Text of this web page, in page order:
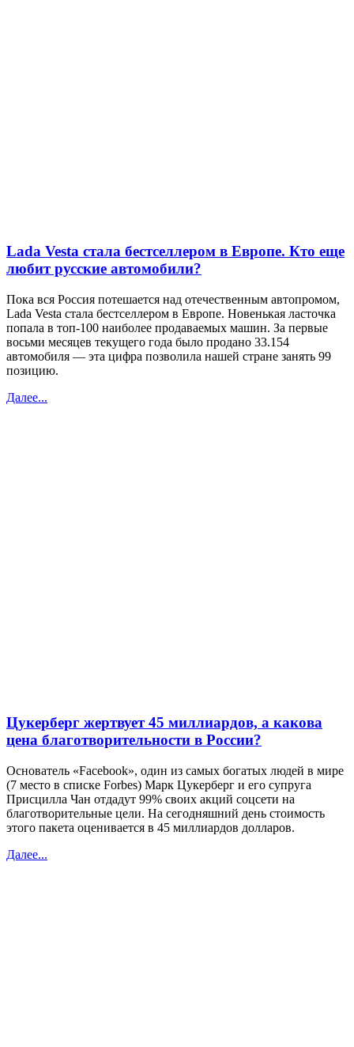
Lada Vesta стала бестселлером в Европе. Кто еще
любит русские автомобили?
Пока вся Россия потешается над отечественным автопромом,
Lada Vesta стала бестселлером в Европе. Новенькая ласточка
попала в топ-100 наиболее продаваемых машин. За первые
восьми месяцев текущего года было продано 33.154
автомобиля — эта цифра позволила нашей стране занять 99
позицию.
Далее...
Цукерберг жертвует 45 миллиардов, а какова
цена благотворительности в России?
Основатель «Facebook», один из самых богатых людей в мире
(7 место в списке Forbes) Марк Цукерберг и его супруга
Присцилла Чан отдадут 99% своих акций соцсети на
благотворительные цели. На сегодняшний день стоимость
этого пакета оценивается в 45 миллиардов долларов.
Далее...